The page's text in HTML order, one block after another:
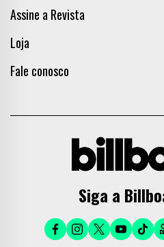
Assine a Revista
Loja
Fale conosco
Siga a